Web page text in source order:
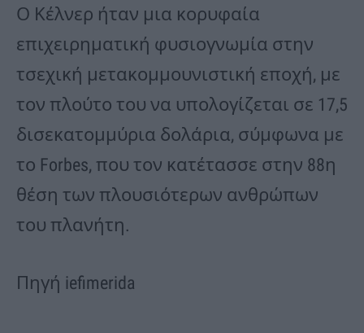
Ο Κέλνερ ήταν μια κορυφαία
επιχειρηματική φυσιογνωμία στην
τσεχική μετακομμουνιστική εποχή, με
τον πλούτο του να υπολογίζεται σε 17,5
δισεκατομμύρια δολάρια, σύμφωνα με
το Forbes, που τον κατέτασσε στην 88η
θέση των πλουσιότερων ανθρώπων
του πλανήτη.
Πηγή iefimerida